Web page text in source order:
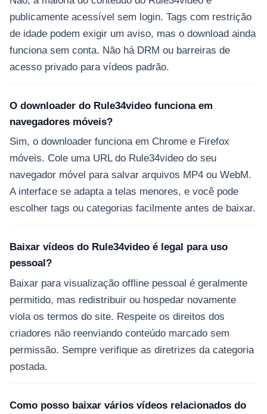
publicamente acessível sem login. Tags com restrição
de idade podem exigir um aviso, mas o download ainda
funciona sem conta. Não há DRM ou barreiras de
acesso privado para vídeos padrão.
O downloader do Rule34video funciona em
navegadores móveis?
Sim, o downloader funciona em Chrome e Firefox
móveis. Cole uma URL do Rule34video do seu
navegador móvel para salvar arquivos MP4 ou WebM.
A interface se adapta a telas menores, e você pode
escolher tags ou categorias facilmente antes de baixar.
Baixar vídeos do Rule34video é legal para uso
pessoal?
Baixar para visualização offline pessoal é geralmente
permitido, mas redistribuir ou hospedar novamente
viola os termos do site. Respeite os direitos dos
criadores não reenviando conteúdo marcado sem
permissão. Sempre verifique as diretrizes da categoria
postada.
Como posso baixar vários vídeos relacionados do